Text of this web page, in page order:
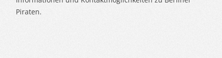
Piraten.